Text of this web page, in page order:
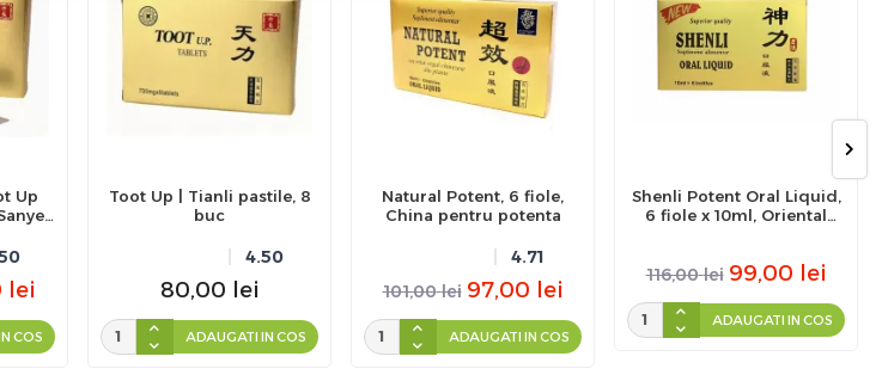
Up
lei
COS
Toot Up | Tianli pastile, 8
buc
4.50
80,00 lei
ADAUGATI IN COS
Natural Potent, 6 fiole,
China pentru potenta
4.71
101,00 lei 97,00 lei
ADAUGATI IN COS
Shenli Potent Oral Liquid,
6 fiole x 10ml, Oriental
116,00 lei 99,00 lei
ADAUGATI IN COS